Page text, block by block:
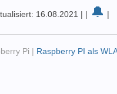
16.08.2021 | | 🔔 |
Pi | Raspberry PI als